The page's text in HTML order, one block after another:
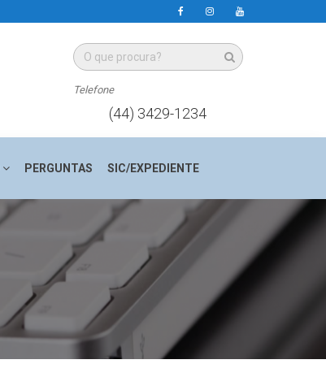
Telefone
(44) 3429-1234
PERGUNTAS SIC/EXPEDIENTE